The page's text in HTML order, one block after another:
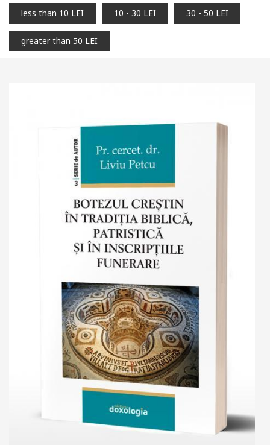
less than 10 LEI 10 - 30 LEI 30 - 50 LEI
greater than 50 LEI